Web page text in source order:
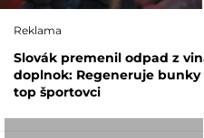
Reklama
Slovák premenil odpad z
doplnok: Regeneruje
top športovci